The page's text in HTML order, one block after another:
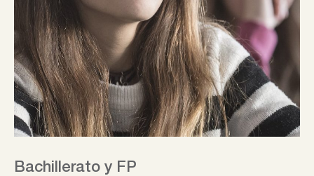
Bachillerato y FP